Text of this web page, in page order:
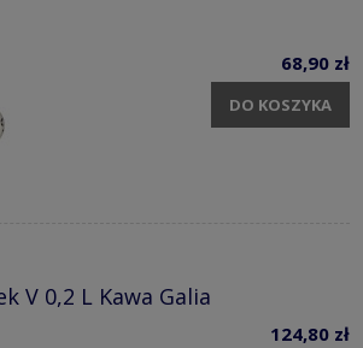
68,90 zł
DO KOSZYKA
V 0,2 L Kawa Galia
124,80 zł